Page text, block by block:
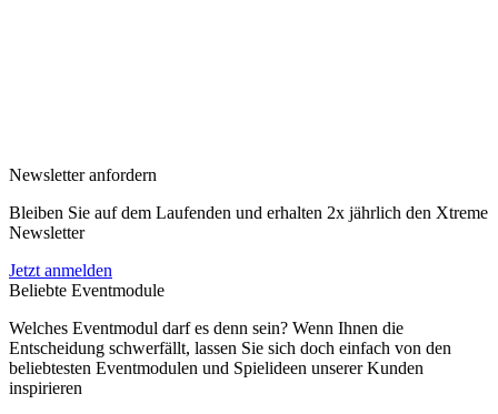
Newsletter anfordern
Bleiben Sie auf dem Laufenden und erhalten 2x jährlich den Xtreme
Newsletter
Jetzt anmelden
Beliebte Eventmodule
Welches Eventmodul darf es denn sein? Wenn Ihnen die
Entscheidung schwerfällt, lassen Sie sich doch einfach von den
beliebtesten Eventmodulen und Spielideen unserer Kunden
inspirieren